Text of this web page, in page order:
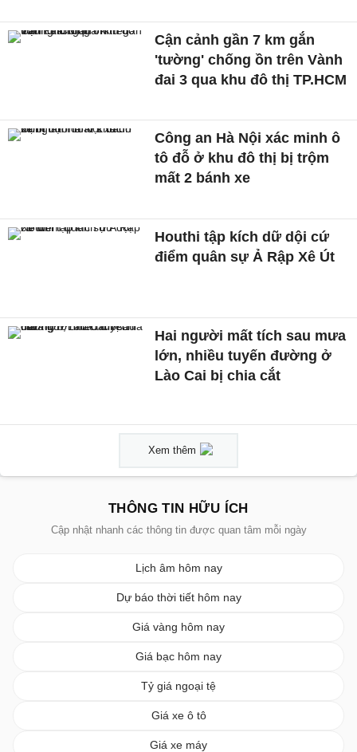
Cận cảnh gần 7 km gắn
'tường' chống ồn trên Vành
đai 3 qua khu đô thị TP.HCM
Công an Hà Nội xác minh ô
tô đỗ ở khu đô thị bị trộm
mất 2 bánh xe
Houthi tập kích dữ dội cứ
điểm quân sự Ả Rập Xê Út
Hai người mất tích sau mưa
lớn, nhiều tuyến đường ở
Lào Cai bị chia cắt
Xem thêm
THÔNG TIN HỮU ÍCH
Cập nhật nhanh các thông tin được quan tâm mỗi ngày
Lịch âm hôm nay
Dự báo thời tiết hôm nay
Giá vàng hôm nay
Giá bạc hôm nay
Tỷ giá ngoại tệ
Giá xe ô tô
Giá xe máy